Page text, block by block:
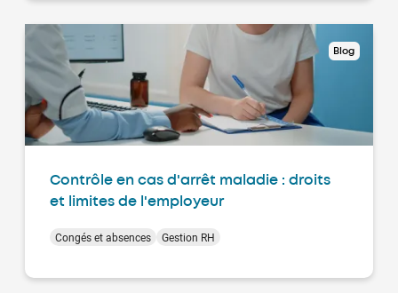
Blog
Contrôle en cas d'arrêt maladie : droits
et limites de l'employeur
Congés et absences Gestion RH